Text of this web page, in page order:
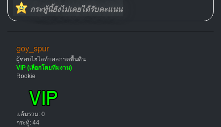
กระทู้นี้ยังไม่เคยได้รับคะแนน
goy_spur
ผู้ชอบไฮไลท์บอลภาคพื้นดิน
VIP (เลือกโดยทีมงาน)
Rookie
แต้มรวม: 0
กระทู้: 44